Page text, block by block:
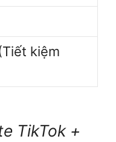
kiệm
TikTok +